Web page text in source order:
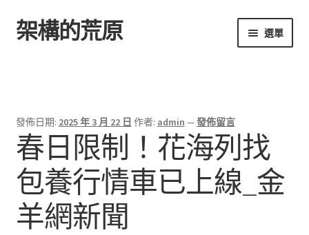
跳
至
跳
至
架構的荒原 選單
發佈日期: 2025 年 3 月 22 日 作者: admin —發佈留言
春日限制！花海列找
包養行情車已上線_金
羊網新聞